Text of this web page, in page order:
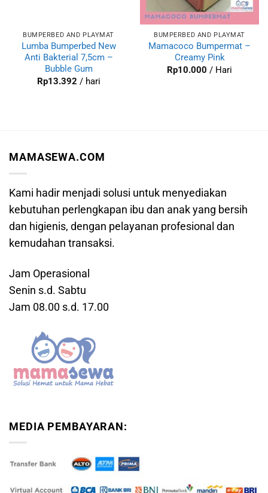
BUMPERBED AND PLAYMAT
Lumba Bumperbed New
Anti Bakterial 7,5cm –
Bubble Gum
Rp13.392 / hari
BUMPERBED AND PLAYMAT
Mamacoco Bumpermat –
Creamy Pink
Rp10.000 / Hari
MAMASEWA.COM
Kami hadir menjadi solusi untuk menyediakan
kebutuhan perlengkapan ibu dan anak yang bersih
dan higienis, dengan pelayanan profesional dan
kemudahan transaksi.
Jam Operasional
Senin s.d. Sabtu
Jam 08.00 s.d. 17.00
MEDIA PEMBAYARAN: